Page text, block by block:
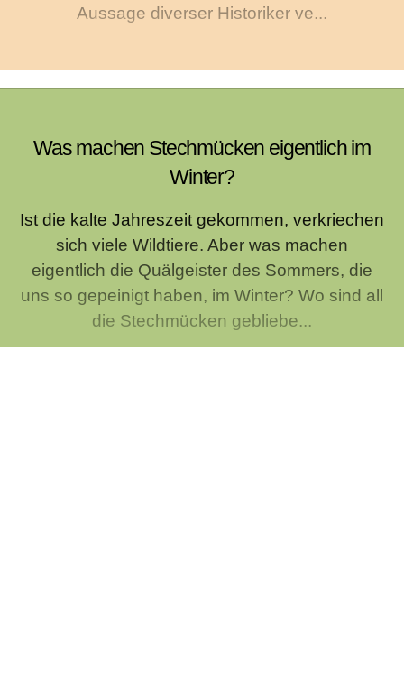
Aussage diverser Historiker ve...
Was machen Stechmücken eigentlich im
Winter?
Ist die kalte Jahreszeit gekommen, verkriechen
sich viele Wildtiere. Aber was machen
eigentlich die Quälgeister des Sommers, die
uns so gepeinigt haben, im Winter? Wo sind all
die Stechmücken gebliebe...